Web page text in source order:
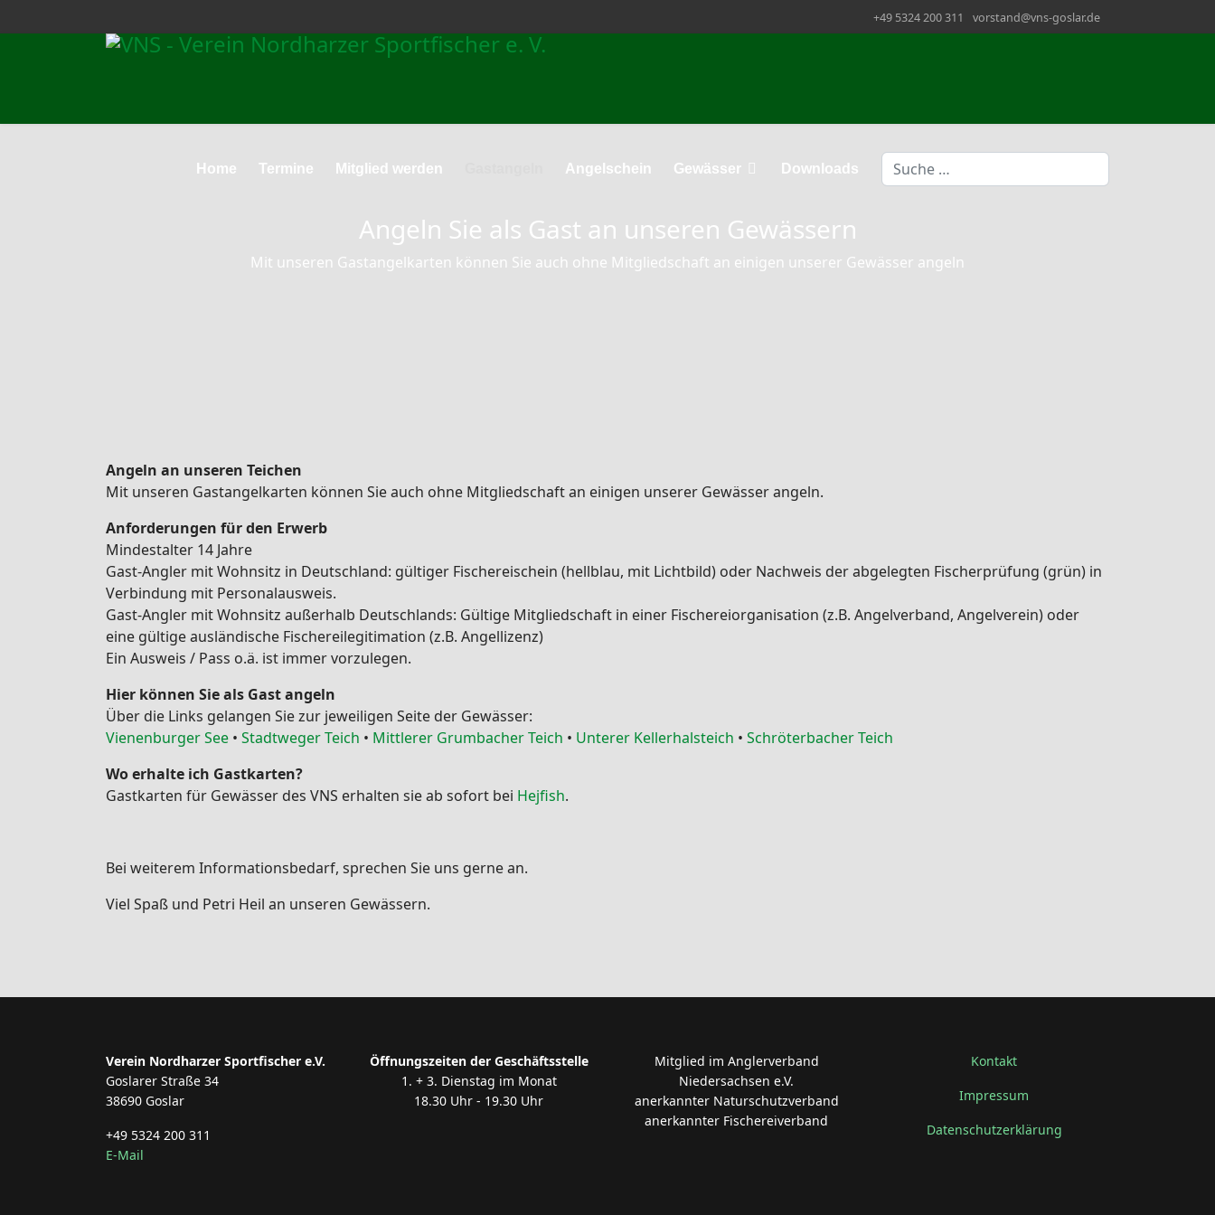
+49 5324 200 311 vorstand@vns-goslar.de
Home Termine Mitglied werden Angelschein Gewässer Downloads Suchen
Angeln Sie als Gast an unseren Gewässern
Mit unseren Gastangelkarten können Sie auch ohne Mitgliedschaft an einigen unserer Gewässer angeln
Angeln an unseren Teichen
Mit unseren Gastangelkarten können Sie auch ohne Mitgliedschaft an einigen unserer Gewässer angeln.
Anforderungen für den Erwerb
Mindestalter 14 Jahre
Gast-Angler mit Wohnsitz in Deutschland: gültiger Fischereischein (hellblau, mit Lichtbild) oder Nachweis der abgelegten Fischerprüfung (grün) in
Verbindung mit Personalausweis.
Gast-Angler mit Wohnsitz außerhalb Deutschlands: Gültige Mitgliedschaft in einer Fischereiorganisation (z.B. Angelverband, Angelverein) oder
eine gültige ausländische Fischereilegitimation (z.B. Angellizenz)
Ein Ausweis / Pass o.ä. ist immer vorzulegen.
Hier können Sie als Gast angeln
Über die Links gelangen Sie zur jeweiligen Seite der Gewässer:
Vienenburger See • Stadtweger Teich • Mittlerer Grumbacher Teich • Unterer Kellerhalsteich • Schröterbacher Teich
Wo erhalte ich Gastkarten?
Gastkarten für Gewässer des VNS erhalten sie ab sofort bei Hejfish.
Bei weiterem Informationsbedarf, sprechen Sie uns gerne an.
Viel Spaß und Petri Heil an unseren Gewässern.
Verein Nordharzer Sportfischer e.V.
Goslarer Straße 34
38690 Goslar
+49 5324 200 311
E-Mail
Öffnungszeiten der Geschäftsstelle
1. + 3. Dienstag im Monat
18.30 Uhr - 19.30 Uhr
Mitglied im Anglerverband
Niedersachsen e.V.
anerkannter Naturschutzverband
anerkannter Fischereiverband
Kontakt
Impressum
Datenschutzerklärung